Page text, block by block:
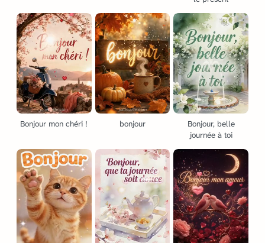
Bonjour mon chéri ! bonjour
Bonjour, belle
journée à toi